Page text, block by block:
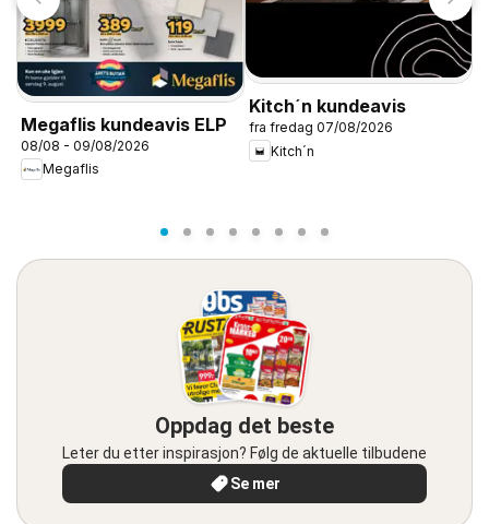
Megaflis kundeavis ELP
08/08 - 09/08/2026
Megaflis
Kitch´n kundeavis
fra fredag 07/08/2026
Kitch´n
Oppdag det beste
Leter du etter inspirasjon? Følg de aktuelle tilbudene
Se mer